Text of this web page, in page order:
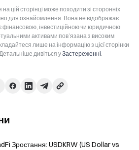
цій сторінці може походити зі сторонніх
для ознайомлення. Вона не відображає
фінансовою, інвестиційною чи юридичною
активами пов’язана з високим
лише на інформацію з цієї сторінки
дивіться уЗастереженні.
Зростання: USDKRW (US Dollar vs